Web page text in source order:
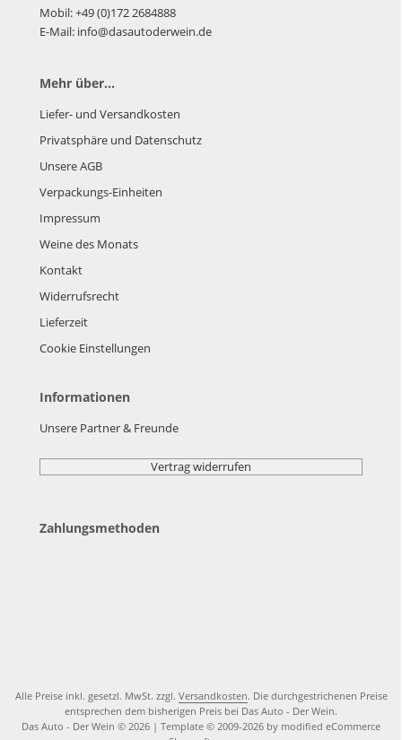
Mobil: +49 (0)172 2684888
E-Mail: info@dasautoderwein.de
Mehr über...
Liefer- und Versandkosten
Privatsphäre und Datenschutz
Unsere AGB
Verpackungs-Einheiten
Impressum
Weine des Monats
Kontakt
Widerrufsrecht
Lieferzeit
Cookie Einstellungen
Informationen
Unsere Partner & Freunde
Vertrag widerrufen
Zahlungsmethoden
Alle Preise inkl. gesetzl. MwSt. zzgl. Versandkosten. Die durchgestrichenen Preise
entsprechen dem bisherigen Preis bei Das Auto - Der Wein.
Das Auto - Der Wein © 2026 | Template © 2009-2026 by modified eCommerce